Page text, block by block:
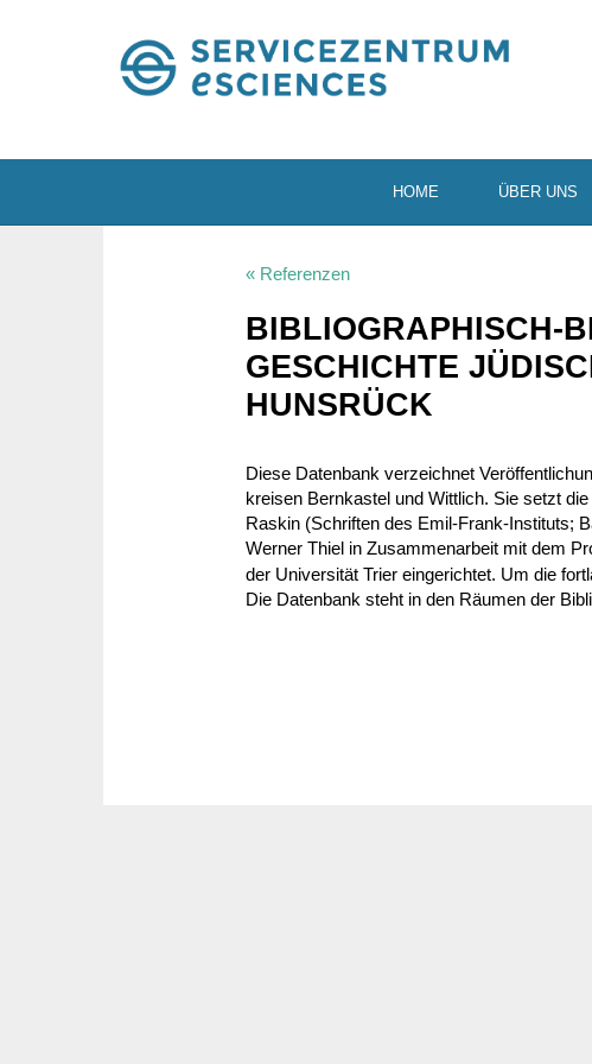
HOME ÜBER UNS
« Referenzen
BIBLIO­GRA­PHISCH-
GESCHICHTE
HUNSRÜCK
Diese Daten­bank verzeichnet
kreisen Bern­kastel und Witt­lich. Sie setzt
Raskin (Schriften des Emil-Frank-Insti­tuts;
Werner Thiel in Zusam­men­ar­beit mit dem
der Univer­sität Trier einge­richtet. Um die
Die Daten­bank steht in den Räumen der